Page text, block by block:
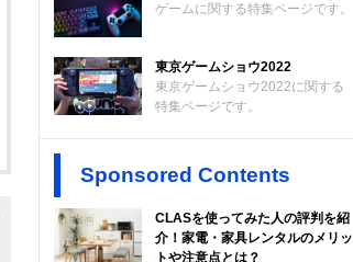
ゲームに関する特集ページです。
東京ゲームショウ2022
東京ゲームショウ2022に関する
特集ページです。
Sponsored Contents
CLASを使ってみた人の評判を紹
介！家電・家具レンタルのメリッ
トや注意点とは？